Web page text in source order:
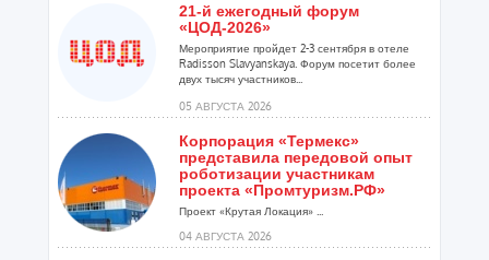
21-й ежегодный форум
«ЦОД-2026»
Мероприятие пройдет 2-3 сентября в отеле
Radisson Slavyanskaya. Форум посетит более
двух тысяч участников...
05 АВГУСТА 2026
Корпорация «Термекс»
представила передовой опыт
роботизации участникам
проекта «Промтуризм.РФ»
Проект «Крутая Локация» ...
04 АВГУСТА 2026